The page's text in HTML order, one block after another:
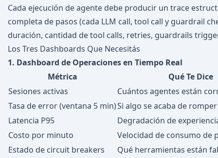
Cada ejecución de agente debe producir un trace
completa de pasos (cada LLM call, tool call y guardrail
duración, cantidad de tool calls, retries, guardrails
Los Tres Dashboards Que Necesitás
1. Dashboard de Operaciones en Tiempo Real
Métrica
Qué Te Dice
Sesiones activas
Cuántos agentes están
Tasa de error (ventana 5 min)Si algo se acaba de romper
Latencia P95
Degradación de
Costo por minuto
Velocidad de consumo de
Estado de circuit breakers
Qué herramientas están